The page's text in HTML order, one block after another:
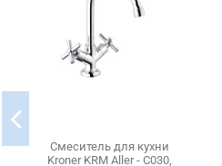
Смеситель для кухни
Kroner KRM Aller - C030,